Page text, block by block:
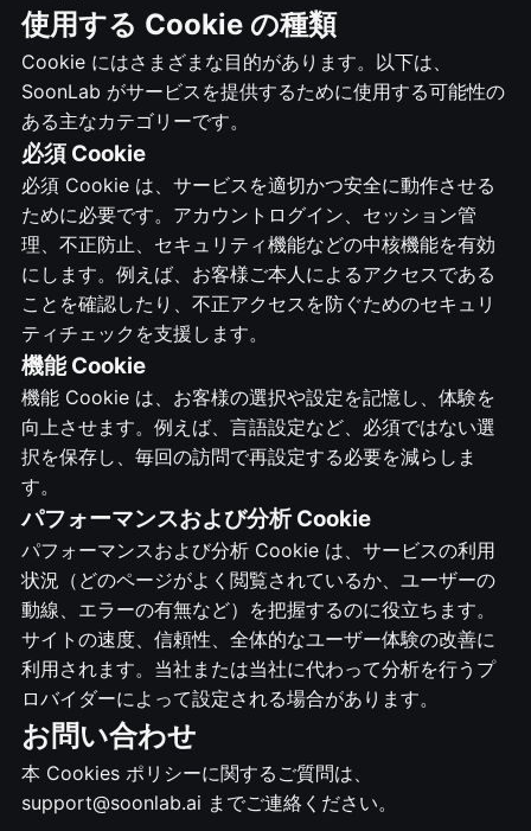
使用する Cookie の種類
Cookie にはさまざまな目的があります。以下は、
SoonLab がサービスを提供するために使用する可能性の
ある主なカテゴリーです。
必須 Cookie
必須 Cookie は、サービスを適切かつ安全に動作させる
ために必要です。アカウントログイン、セッション管
理、不正防止、セキュリティ機能などの中核機能を有効
にします。例えば、お客様ご本人によるアクセスである
ことを確認したり、不正アクセスを防ぐためのセキュリ
ティチェックを支援します。
機能 Cookie
機能 Cookie は、お客様の選択や設定を記憶し、体験を
向上させます。例えば、言語設定など、必須ではない選
択を保存し、毎回の訪問で再設定する必要を減らしま
す。
パフォーマンスおよび分析 Cookie
パフォーマンスおよび分析 Cookie は、サービスの利用
状況（どのページがよく閲覧されているか、ユーザーの
動線、エラーの有無など）を把握するのに役立ちます。
サイトの速度、信頼性、全体的なユーザー体験の改善に
利用されます。当社または当社に代わって分析を行うプ
ロバイダーによって設定される場合があります。
お問い合わせ
本 Cookies ポリシーに関するご質問は、
support@soonlab.ai までご連絡ください。